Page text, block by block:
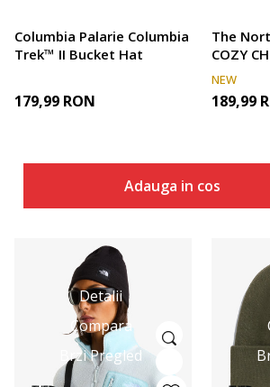
Columbia Palarie Columbia
Trek™ II Bucket Hat
179,99 RON
Adauga in cos
The
COZY
BEANIE
NEW
189,99
Detalii
Compara
Brzi Pregled